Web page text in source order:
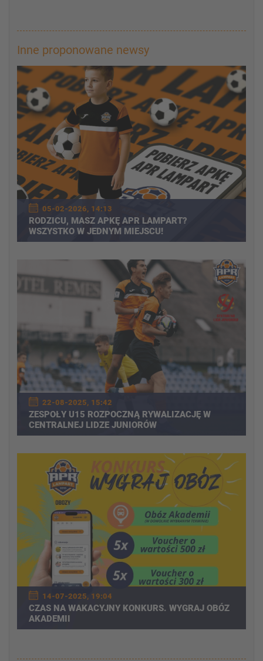
Inne proponowane newsy
05-02-2026, 14:13
RODZICU, MASZ APKĘ APR LAMPART?
WSZYSTKO W JEDNYM MIEJSCU!
22-08-2025, 15:42
ZESPOŁY U15 ROZPOCZNĄ RYWALIZACJĘ W
CENTRALNEJ LIDZE JUNIORÓW
14-07-2025, 19:04
CZAS NA WAKACYJNY KONKURS. WYGRAJ OBÓZ
AKADEMII